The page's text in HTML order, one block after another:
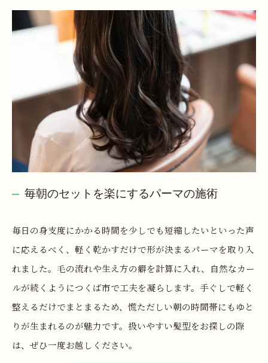
毎朝のセットを楽にするパーマの施術
毎日の身支度にかかる時間を少しでも短縮したいといった声
に応えるべく、軽く乾かすだけで形が決まるパーマを取り入
れました。毛の流れや生え方の癖を計算に入れ、自然なカー
ルが続くようにつくば市で工夫を凝らします。手ぐしで軽く
整えるだけでまとまるため、慌ただしい朝の時間帯にもゆと
りが生まれるのが魅力です。扱いやすい髪型をお探しの際
は、ぜひ一度お越しください。